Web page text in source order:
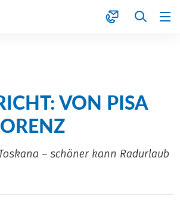
VON PISA
– schöner kann Radurlaub